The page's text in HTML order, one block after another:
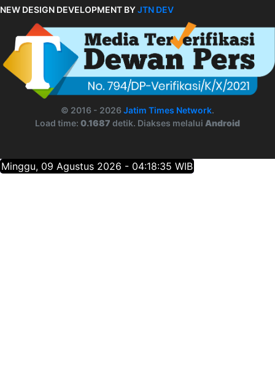
NEW DESIGN DEVELOPMENT BYJTN DEV
© 2016 - 2026 Jatim Times Network.
Load time: 0.1687 detik. Diakses melalui Android
Minggu, 09 Agustus 2026 - 04:18:36 WIB